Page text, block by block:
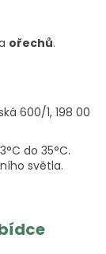
ořechů.
600/1, 198 00
do 35°C.
světla.